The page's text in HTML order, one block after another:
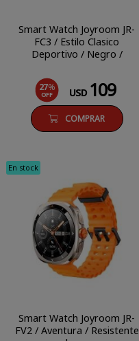
Smart Watch Joyroom JR-
FC3 / Estilo Clasico
Deportivo / Negro /
27%
OFF USD 109
COMPRAR
En stock
Smart Watch Joyroom JR-
FV2 / Aventura / Resistente